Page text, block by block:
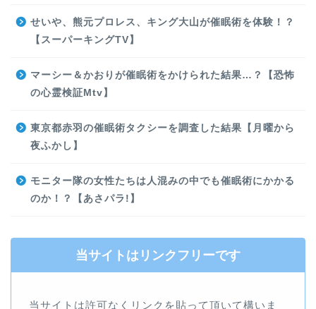
せいや、熊元プロレス、キング大山が催眠術を体験！？
【スーパーキングTV】
マーシー＆かおりが催眠術をかけられた結果…？【恐怖
の心霊検証Mtv】
東京都赤羽の催眠術タクシーを調査した結果【月曜から
夜ふかし】
モニター隊の女性たちは人混みの中でも催眠術にかかる
のか！？【あさパラ!】
当サイトはリンクフリーです
当サイトは許可なくリンクを貼って頂いて構いま